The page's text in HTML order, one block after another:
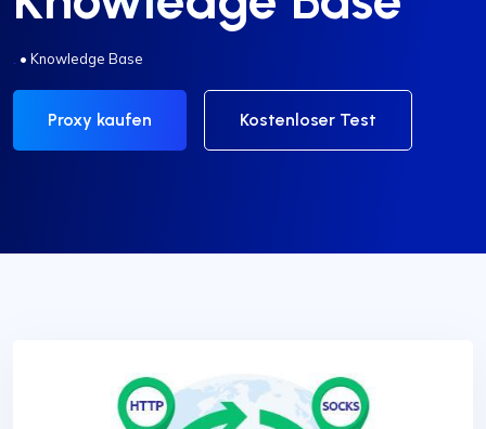
• Knowledge Base
Proxy kaufen Kostenloser Test